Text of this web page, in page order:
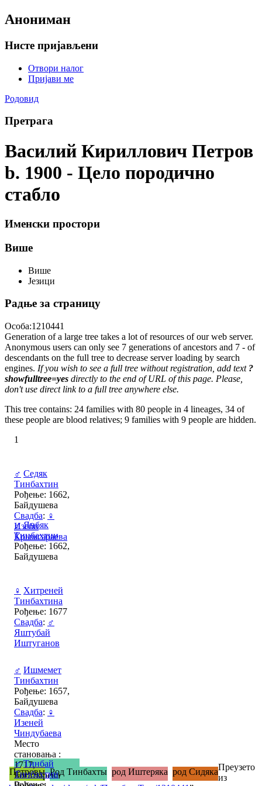
Анониман
Нисте пријављени
Отвори налог
Пријави ме
Родовид
Претрага
Василий Кириллович Петров
b. 1900 - Цело породично
стабло
Именски простори
Више
Више
Језици
Радње за страницу
Особа:1210441
Generation of a large tree takes a lot of resources of our web server.
Anonymous users can only see 7 generations of ancestors and 7 - of
descendants on the full tree to decrease server loading by search
engines. If you wish to see a full tree without registration, add text ?
showfulltree=yes directly to the end of URL of this page. Please,
don't use direct link to a full tree anywhere else.
This tree contains: 24 families with 80 people in 4 lineages, 34 of
these people are blood relatives; 9 families with 9 people are hidden.
1
♂ Седяк
Тинбахтин
Рођење: 1662,
Байдушева
Свадба: ♀
Изеби
Крымсараева
♂ Янбяк
Тинбахтин
Рођење: 1662,
Байдушева
♀ Хитреней
Тинбахтина
Рођење: 1677
Свадба: ♂
Яштубай
Иштуганов
♂ Ишмемет
Тинбахтин
Рођење: 1657,
Байдушева
Свадба: ♀
Изеней
Чиндубаева
Место
становања :
1717,
Богатырева
♂ Тинбай
Тинбахтин
Петровы Род Тинбахты род Иштеряка род СидякаПреузето
из